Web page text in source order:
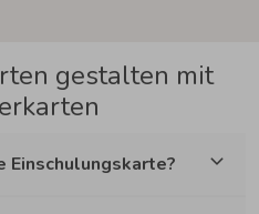
gestalten mit
Einschulungskarte?